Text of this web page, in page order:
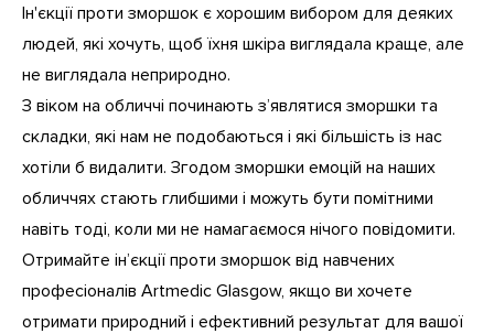
Ін'єкції проти зморшок є хорошим вибором для деяких
людей, які хочуть, щоб їхня шкіра виглядала краще, але
не виглядала неприродно.
З віком на обличчі починають з’являтися зморшки та
складки, які нам не подобаються і які більшість із нас
хотіли б видалити. Згодом зморшки емоцій на наших
обличчях стають глибшими і можуть бути помітними
навіть тоді, коли ми не намагаємося нічого повідомити.
Отримайте ін’єкції проти зморшок від навчених
професіоналів Artmedic Glasgow, якщо ви хочете
отримати природний і ефективний результат для вашої